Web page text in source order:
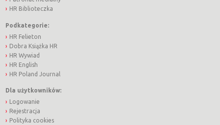
HR Biblioteczka
Podkategorie:
HR Felieton
Dobra Książka HR
HR Wywiad
HR English
HR Poland Journal
Dla użytkowników:
Logowanie
Rejestracja
Polityka cookies